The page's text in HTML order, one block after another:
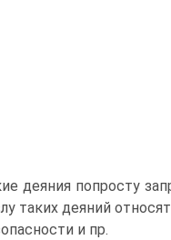
деяния попросту
таких деяний
и пр.